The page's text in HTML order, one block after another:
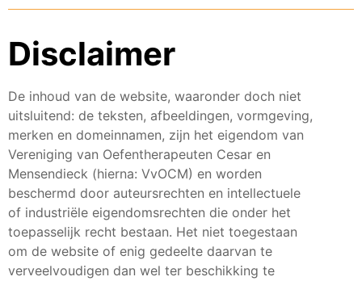
Disclaimer
De inhoud van de website, waaronder doch niet
uitsluitend: de teksten, afbeeldingen, vormgeving,
merken en domeinnamen, zijn het eigendom van
Vereniging van Oefentherapeuten Cesar en
Mensendieck (hierna: VvOCM) en worden
beschermd door auteursrechten en intellectuele
of industriële eigendomsrechten die onder het
toepasselijk recht bestaan. Het niet toegestaan
om de website of enig gedeelte daarvan te
verveelvoudigen dan wel ter beschikking te